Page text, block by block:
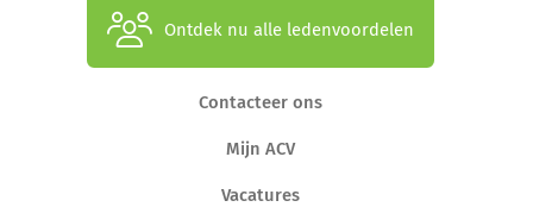
Ontdek nu alle ledenvoordelen
Contacteer ons
Mijn ACV
Vacatures